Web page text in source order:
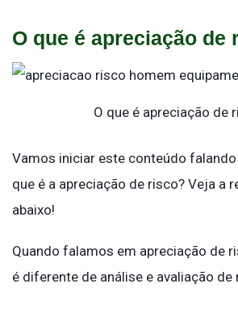
O que é apreciação de
O que é apreciação de
Vamos iniciar este conteúdo falando
que é a apreciação de risco? Veja a
abaixo!
Quando falamos em apreciação de
é diferente de análise e avaliação de